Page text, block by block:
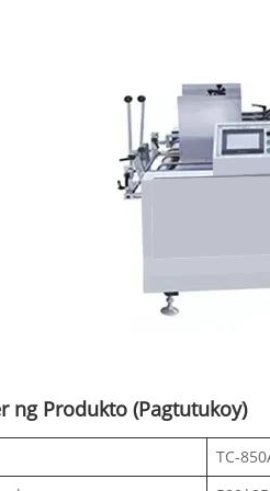
ng Produkto (Pagtutukoy)
TC-